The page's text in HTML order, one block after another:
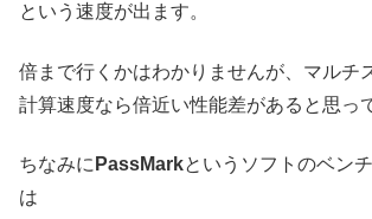
という速度が出ます。
倍まで行くかはわかりませんが、マルチ
計算速度なら倍近い性能差があると思っ
ちなみに PassMarkというソフトのベン
は